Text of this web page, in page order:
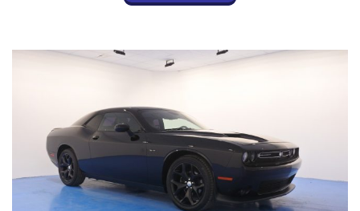
GARANZIA LEGALE DI CONFORMITA' 12 MESI.
DODGE CHALLENGER 3.6 V6 AUT.
Allestimento SXT
Colore esterno: Nero metallizzato Pitch Black
Interni: Misto pelle alcantara